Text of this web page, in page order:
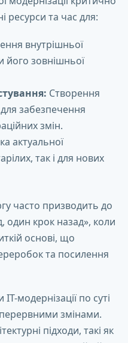
ресурси та час для:
внутрішньої
його зовнішньої
Створення
для забезпечення
змін.
актуальної
так і для нових
часто призводить до
один крок назад», коли
основі, що
та посилення
модернізації по суті
змінами.
підходи, такі як